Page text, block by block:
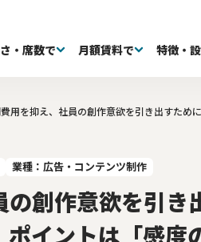
・席数で 月額賃料で 特徴・
フィス(278)
付き(443)
について
用を抑え、社員の創作意欲を引き出すため
業種：広告・コンテンツ制作
創作意欲を引き
イントは「感度